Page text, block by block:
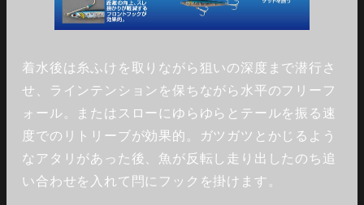
着水後は糸ふけを取りながら狙いの深度まで潜行さ
せ、ラインテンションを保ちながら水平のフリーフ
ォール。またはスローにゆらゆらとテールを振る速
度でのリトリーブが効果的。ガツガツとかじるよう
なアタリがあった後、魚が反転し走り出したのち追
い合わせを入れて閂にフックを掛けます。